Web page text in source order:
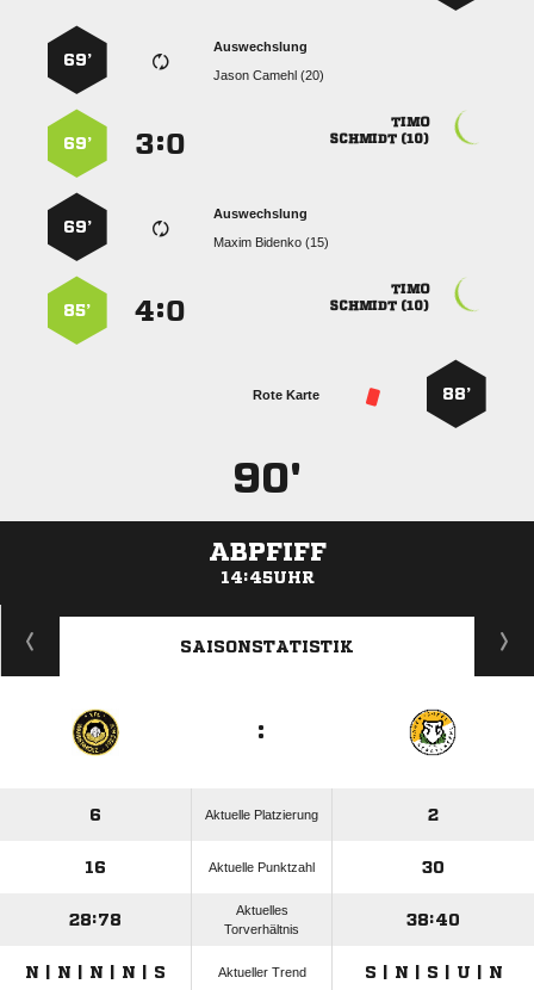
Auswechslung
  
69’

 
:
69’
Auswechslung
  
69’

 
:
85’
88’
Rote Karte
90'
ABPFIFF
14:45UHR
ANZEIGE
SAISONSTATISTIK
:
6 Aktuelle Platzierung 2
16 Aktuelle Punktzahl 30
28:78
Aktuelles
Torverhältnis
38:40
N | N | N | N | S Aktueller Trend S | N | S | U | N